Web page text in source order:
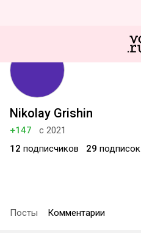
Nikolay Grishin
+147
с 2021
12 подписчиков 29 подписок
Посты Комментарии